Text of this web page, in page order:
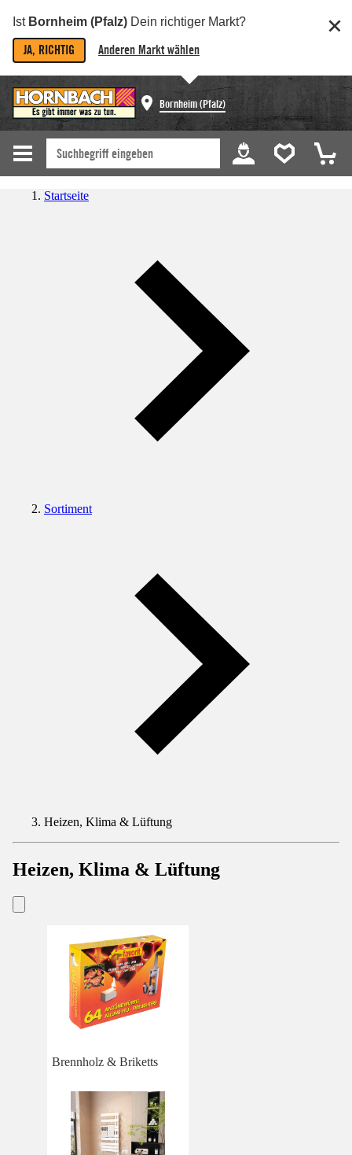
Ist Bornheim (Pfalz) Dein richtiger Markt?
JA, RICHTIG Anderen Markt wählen
Bornheim (Pfalz)
Startseite
Sortiment
Heizen, Klima & Lüftung
Heizen, Klima & Lüftung
Brennholz & Briketts